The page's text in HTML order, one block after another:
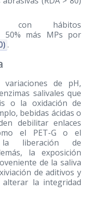
con hábitos
50% más MPs por
.
de pH,
salivales que
o la oxidación de
bebidas ácidas o
debilitar enlaces
el PET-G o el
la liberación de
la exposición
de la saliva
de aditivos y
la integridad